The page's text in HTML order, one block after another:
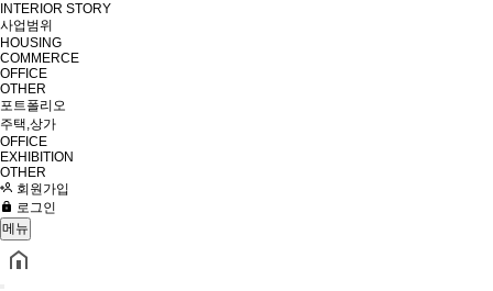
INTERIOR STORY
사업범위
HOUSING
COMMERCE
OFFICE
OTHER
포트폴리오
주택,상가
OFFICE
EXHIBITION
OTHER
회원가입
로그인
메뉴